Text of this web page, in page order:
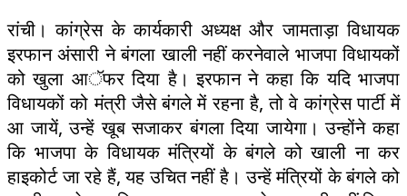
रांची। कांग्रेस के कार्यकारी अध्यक्ष और जामताड़ा विधायक
इरफान अंसारी ने बंगला खाली नहीं करनेवाले भाजपा विधायकों
को खुला आॅफर दिया है। इरफान ने कहा कि यदि भाजपा
विधायकों को मंत्री जैसे बंगले में रहना है, तो वे कांग्रेस पार्टी में
आ जायें, उन्हें खूब सजाकर बंगला दिया जायेगा। उन्होंने कहा
कि भाजपा के विधायक मंत्रियों के बंगले को खाली ना कर
हाइकोर्ट जा रहे हैं, यह उचित नहीं है। उन्हें मंत्रियों के बंगले को